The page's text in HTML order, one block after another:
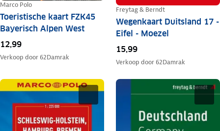
Marco Polo
Toeristische kaart FZK45
Bayerisch Alpen West
12,99
Verkoop door 62Damrak
Freytag & Berndt
Wegenkaart Duitsland 17 -
Eifel - Moezel
15,99
Verkoop door 62Damrak